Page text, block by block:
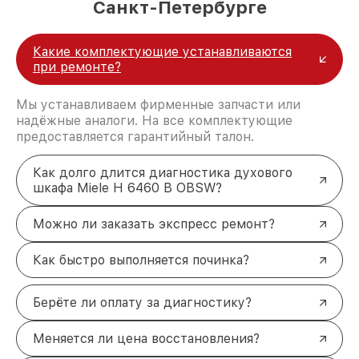
Санкт-Петербурге
Какие комплектующие устанавливаются
при ремонте?
Мы устанавливаем фирменные запчасти или
надёжные аналоги. На все комплектующие
предоставляется гарантийный талон.
Как долго длится диагностика духового
шкафа Miele H 6460 B OBSW?
Можно ли заказать экспресс ремонт?
Как быстро выполняется починка?
Берёте ли оплату за диагностику?
Меняется ли цена восстановления?